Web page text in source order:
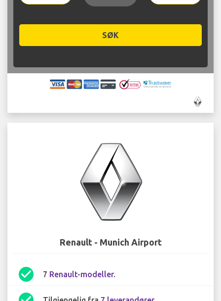
SØK
Renault - Munich Airport
check_circle 7 Renault-modeller.